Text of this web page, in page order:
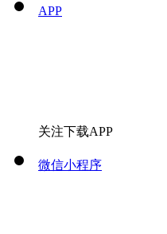
APP
关注下载APP
微信小程序